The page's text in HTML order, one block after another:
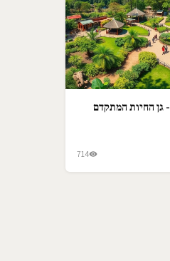
Chiang Mai Zoo - גן החיות המתקדם
714